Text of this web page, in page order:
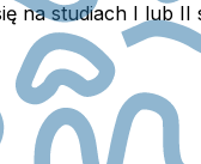
na studiach I lub